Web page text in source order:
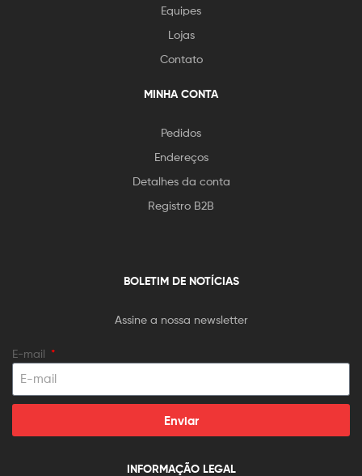
Equipes
Lojas
Contato
MINHA CONTA
Pedidos
Endereços
Detalhes da conta
Registro B2B
BOLETIM DE NOTÍCIAS
Assine a nossa newsletter
E-mail
Enviar
INFORMAÇÃO LEGAL